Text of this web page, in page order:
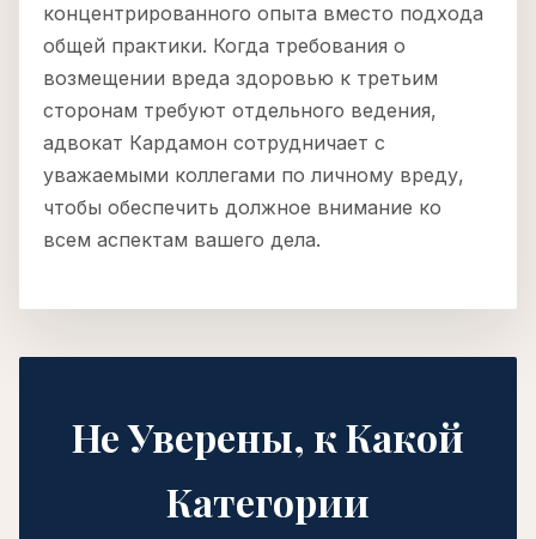
концентрированного опыта вместо подхода
общей практики. Когда требования о
возмещении вреда здоровью к третьим
сторонам требуют отдельного ведения,
адвокат Кардамон сотрудничает с
уважаемыми коллегами по личному вреду,
чтобы обеспечить должное внимание ко
всем аспектам вашего дела.
Не Уверены, к Какой
Категории